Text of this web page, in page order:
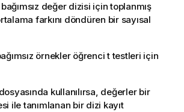
değer dizisi için toplanmış
farkını döndüren bir sayısal
örnekler öğrenci t testleri için
kullanılırsa, değerler bir
ile tanımlanan bir dizi kayıt